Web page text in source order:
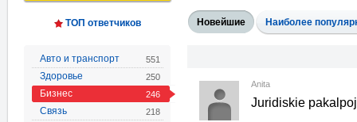
ТОП ответчиков
Авто и транспорт 551
Здоровье 250
Бизнес 246
Связь 218
Новейшие Наиболее
Anita
Juridiskie